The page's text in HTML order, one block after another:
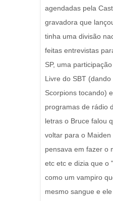
agendadas pela
gravadora que
tinha uma divisão
feitas entrevistas
SP, uma
Livre do SBT
Scorpions tocando)
programas de rádio
letras o Bruce falou
voltar para o
pensava em fazer o
etc etc e dizia que o
como um vampiro
mesmo sangue e